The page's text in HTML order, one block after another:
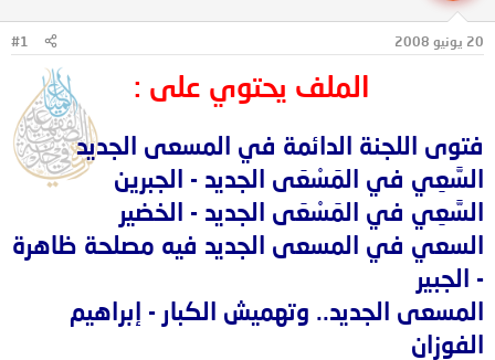
ل
م
و
ل
ء
20 يونيو 2008 #1
الملف يحتوي على :
فتوى اللجنة الدائمة في المسعى الجديد
السَّعِي في المَسْعَى الجديد - الجبرين
السَّعِي في المَسْعَى الجديد - الخضير
السعي في المسعى الجديد فيه مصلحة ظاهرة
- الجبير
المسعى الجديد.. وتهميش الكبار - إبراهيم
الفوزان